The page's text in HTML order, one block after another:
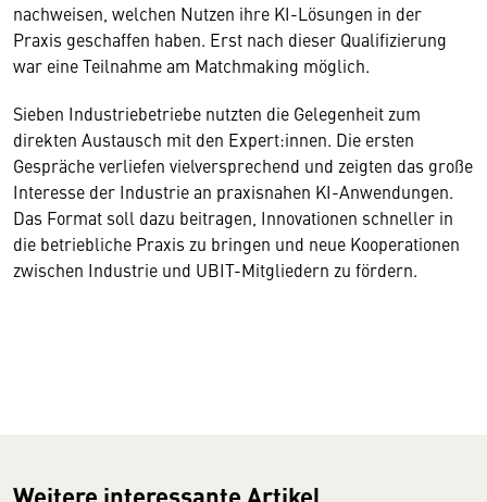
nachweisen, welchen Nutzen ihre KI-Lösungen in der
Praxis geschaffen haben. Erst nach dieser Qualifizierung
war eine Teilnahme am Matchmaking möglich.
Sieben Industriebetriebe nutzten die Gelegenheit zum
direkten Austausch mit den Expert:innen. Die ersten
Gespräche verliefen vielversprechend und zeigten das große
Interesse der Industrie an praxisnahen KI-Anwendungen.
Das Format soll dazu beitragen, Innovationen schneller in
die betriebliche Praxis zu bringen und neue Kooperationen
zwischen Industrie und UBIT-Mitgliedern zu fördern.